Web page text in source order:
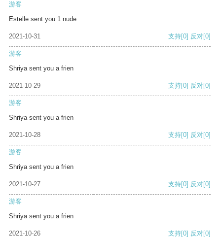
游客
Estelle sent you 1 nude
2021-10-31 支持[0] 反对[0]
游客
Shriya sent you a frien
2021-10-29 支持[0] 反对[0]
游客
Shriya sent you a frien
2021-10-28 支持[0] 反对[0]
游客
Shriya sent you a frien
2021-10-27 支持[0] 反对[0]
游客
Shriya sent you a frien
2021-10-26 支持[0] 反对[0]